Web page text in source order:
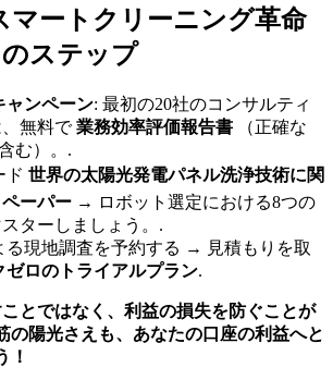
マートクリーニング革命
ステップ
ャンペーン: 最初の20社のコンサルティ
無料で業務効率評価報告書 （正確な
む）。.
ド 世界の太陽光発電パネル洗浄技術に関
ーパー → ロボット選定における8つの
ターしましょう。.
る現地調査を予約する → 見積もりを取
ゼロのトライアルプラン.
とではなく、利益の損失を防ぐことが
陽光さえも、あなたの口座の利益へと
！